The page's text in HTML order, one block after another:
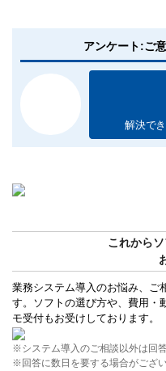
アンケート:ご
解決で
これから
業務システム導入のお悩み、ご
す。ソフトの選び方や、費用・
モ受付もお受けしております。
※システム導入のご相談以外は回
※回答に数日を要する場合がござい